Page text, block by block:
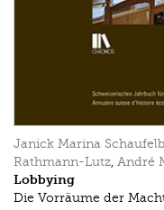
Janick Marina
Rathmann-Lutz, André
Lobbying
Die Vorräume der